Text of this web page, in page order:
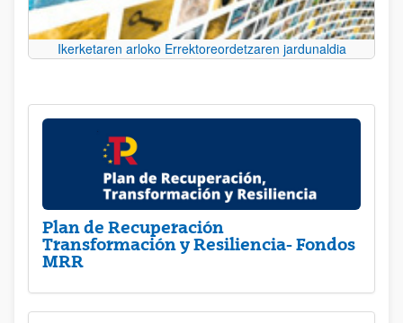
Ikerketaren arloko Errektoreordetzaren jardunaldia
Plan de Recuperación
Transformación y Resiliencia- Fondos
MRR